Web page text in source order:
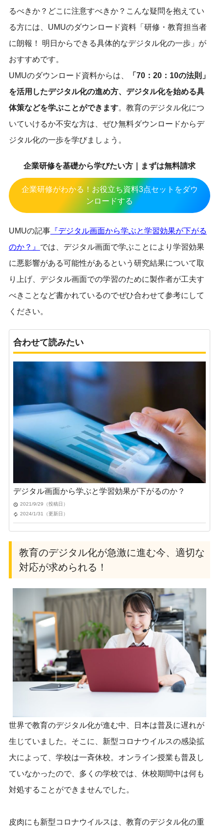
るべきか？どこに注意すべきか？こんな疑問を抱えてい
る方には、UMUのダウンロード資料「研修・教育担当者
に朗報！ 明日からできる具体的なデジタル化の一歩」が
おすすめです。
UMUのダウンロード資料からは、
「70：20：10の法則」
を活用したデジタル化の進め方、デジタル化を始める具
体策などを学ぶことができます。教育のデジタル化につ
いていけるか不安な方は、ぜひ無料ダウンロードからデ
ジタル化の一歩を学びましょう。
企業研修を基礎から学びたい方｜まずは無料請求
企業研修がわかる！お役立ち資料3点セットをダウ
ンロードする
UMUの記事『デジタル画面から学ぶと学習効果が下がる
のか？』 では、デジタル画面で学ぶことにより学習効果
に悪影響がある可能性があるという研究結果について取
り上げ、デジタル画面での学習のために製作者が工夫す
べきことなど書かれているのでぜひ合わせて参考にして
ください。
合わせて読みたい
デジタル画面から学ぶと学習効果が下がるのか？
2021/9/29（投稿日）
2024/1/31（更新日）
教育のデジタル化が急激に進む今、適切な
対応が求められる！
世界で教育のデジタル化が進む中、日本は普及に遅れが
生じていました。そこに、新型コロナウイルスの感染拡
大によって、学校は一斉休校。オンライン授業も普及し
ていなかったので、多くの学校では、休校期間中は何も
対処することができませんでした。
皮肉にも新型コロナウイルスは、教育のデジタル化の重